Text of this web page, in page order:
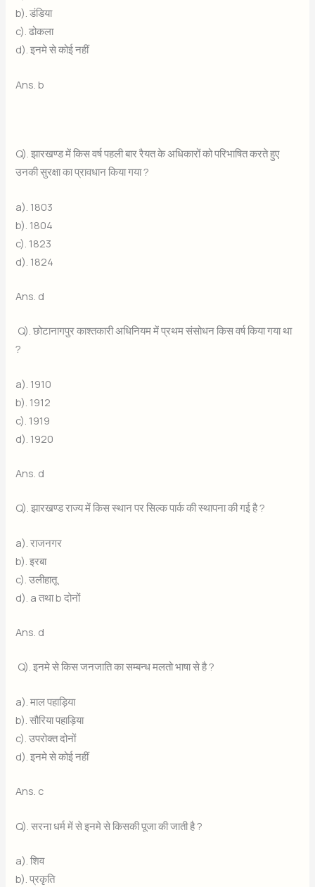
b). डंडिया
c). ढोकला
d). इनमे से कोई नहीं
Ans. b
Q). झारखण्ड में किस वर्ष पहली बार रैयत के अधिकारों को परिभाषित करते हुए
उनकी सुरक्षा का प्रावधान किया गया ?
a). 1803
b). 1804
c). 1823
d). 1824
Ans. d
Q). छोटानागपुर काश्तकारी अधिनियम में प्रथम संसोधन किस वर्ष किया गया था
?
a). 1910
b). 1912
c). 1919
d). 1920
Ans. d
Q). झारखण्ड राज्य में किस स्थान पर सिल्क पार्क की स्थापना की गई है ?
a). राजनगर
b). इरबा
c). उलीहातू
d). a तथा b दोनों
Ans. d
Q). इनमे से किस जनजाति का सम्बन्ध मलतो भाषा से है ?
a). माल पहाड़िया
b). सौरिया पहाड़िया
c). उपरोक्त दोनों
d). इनमे से कोई नहीं
Ans. c
Q). सरना धर्म में से इनमे से किसकी पूजा की जाती है ?
a). शिव
b). प्रकृति